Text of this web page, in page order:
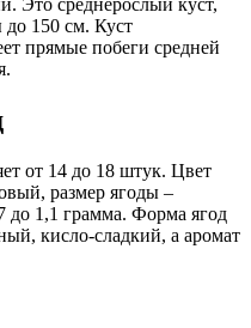
Это среднерослый куст,
до 150 см. Куст
прямые побеги средней
от 14 до 18 штук. Цвет
размер ягоды –
до 1,1 грамма. Форма ягод
кисло-сладкий, а аромат